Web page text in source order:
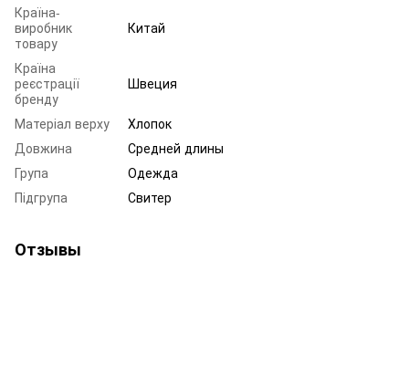
Країна-
виробник
товару
Китай
Країна
реєстрації
бренду
Швеция
Матеріал верху
Хлопок
Довжина
Средней длины
Група
Одежда
Підгрупа
Свитер
Отзывы